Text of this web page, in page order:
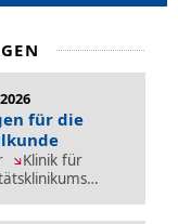
für die
Klinik für